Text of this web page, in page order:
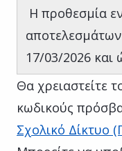
Η προθεσμία
αποτελεσμάτων
17/03/2026 και
Θα χρειαστείτε
κωδικούς
Σχολικό Δίκτυο